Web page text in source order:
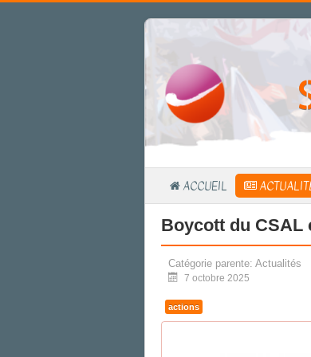
ACCUEIL
Boycott du CSAL
Catégorie parente: Actualités
7 octobre 2025
actions